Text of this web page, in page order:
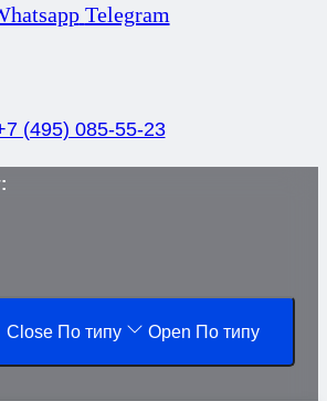
Telegram
(495) 085-55-23
Close По типу Open По типу